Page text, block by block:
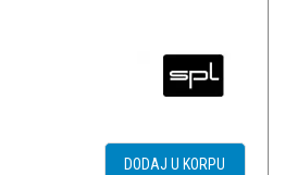
DODAJ U KORPU